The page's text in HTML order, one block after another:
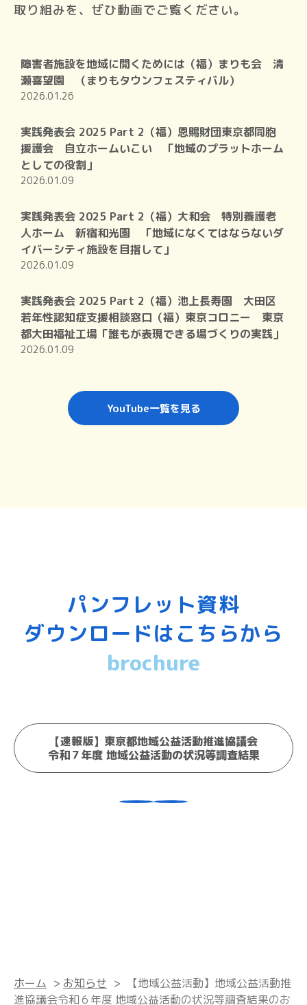
取り組みを、ぜひ動画でご覧ください。
YouTube一覧を見る
障害者施設を地域に開くためには（福）まりも会 清
瀬喜望園 （まりもタウンフェスティバル）
2026.01.26
実践発表会 2025 Part 2（福）恩賜財団東京都同胞
援護会 自立ホームいこい 「地域のプラットホーム
としての役割」
2026.01.09
実践発表会 2025 Part 2（福）大和会 特別養護老
人ホーム 新宿和光園 「地域になくてはならないダ
イバーシティ施設を目指して」
2026.01.09
実践発表会 2025 Part 2（福）池上長寿園 大田区
若年性認知症支援相談窓口（福）東京コロニー 東京
都大田福祉工場「誰もが表現できる場づくりの実践」
2026.01.09
パンフレット資料
ダウンロードはこちらから
brochure
【速報版】東京都地域公益活動推進協議会
令和７年度 地域公益活動の状況等調査結果
ホーム > お知らせ >
【地域公益活動】地域公益活動推
進協議会令和６年度 地域公益活動の状況等調査結果のお